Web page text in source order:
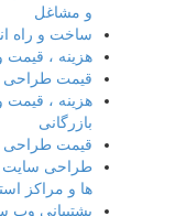
و مشاغل
ساخت و راه
هزینه ،
قیمت طراحی
هزینه ،
بازرگانی
قیمت طراحی
طراحی سایت
ها و مراکز
پشتیبانی وب